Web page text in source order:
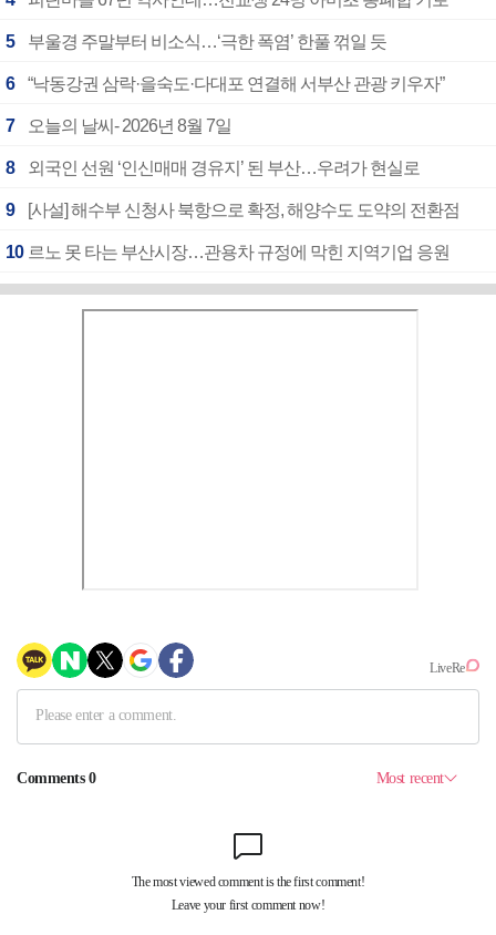
5 부울경 주말부터 비소식…‘극한 폭염’ 한풀 꺾일 듯
6 “낙동강권 삼락·을숙도·다대포 연결해 서부산 관광 키우자”
7 오늘의 날씨- 2026년 8월 7일
8 외국인 선원 ‘인신매매 경유지’ 된 부산…우려가 현실로
9 [사설] 해수부 신청사 북항으로 확정, 해양수도 도약의 전환점
10 르노 못 타는 부산시장…관용차 규정에 막힌 지역기업 응원